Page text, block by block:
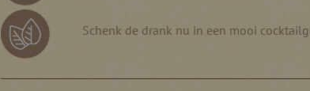
Schenk de drank nu in een mooi